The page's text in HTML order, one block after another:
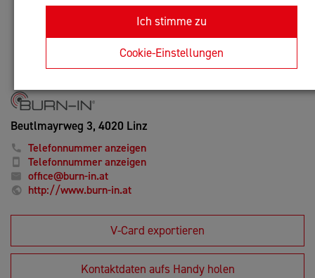
Ich stimme zu
Cookie-Einstellungen
IT-Dienstleistung
Anfrage oder Rückruf
Beutlmayrweg 3, 4020 Linz
Telefonnummer anzeigen
Telefonnummer anzeigen
office@burn-in.at
http://www.burn-in.at
V-Card exportieren
Kontaktdaten aufs Handy holen